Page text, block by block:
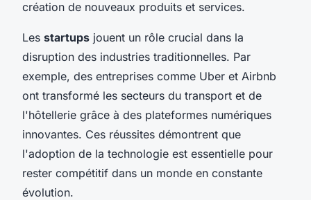
création de nouveaux produits et services.
Les startups jouent un rôle crucial dans la
disruption des industries traditionnelles. Par
exemple, des entreprises comme Uber et Airbnb
ont transformé les secteurs du transport et de
l'hôtellerie grâce à des plateformes numériques
innovantes. Ces réussites démontrent que
l'adoption de la technologie est essentielle pour
rester compétitif dans un monde en constante
évolution.